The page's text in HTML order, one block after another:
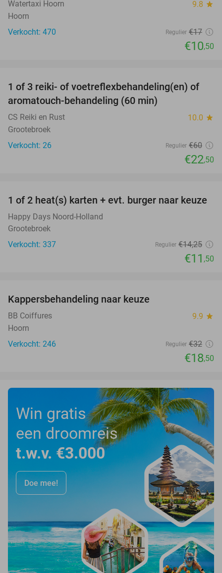
Watertaxi Hoorn 9.8 star
Hoorn
Verkocht: 470
Regulier €17
€10,50
63%
1 of 3 reiki- of voetreflexbehandeling(en) of
aromatouch-behandeling (60 min)
CS Reiki en Rust 10.0 star
Grootebroek
Verkocht: 26
Regulier €60
€22,50
19%
1 of 2 heat(s) karten + evt. burger naar keuze
Happy Days Noord-Holland
Grootebroek
Verkocht: 337
Regulier €14,25
€11 ,50
Kappersbehandeling naar keuze
BB Coiffures 9.9 star
Hoorn
Verkocht: 246
Regulier €32
€18,50
Win gratis
een droomreis
t.w.v. €3.000
Doe mee!